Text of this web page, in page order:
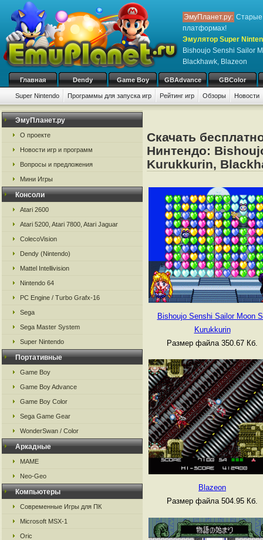
ЭмуПланет.ру: Старые
платформах!
Эмулятор Super
Bishoujo Senshi Sailor
Blackhawk, Blazeon
Главная Dendy Game Boy GBAdvance GBColor
Super Nintendo Программы для запуска игр Рейтинг игр Обзоры Новости
Игры: # A B C D E F G H I
ЭмуПланет.ру
О проекте
Новости игр и программ
Вопросы и предложения
Мини Игры
Консоли
Atari 2600
Atari 5200, Atari 7800, Atari Jaguar
ColecoVision
Dendy (Nintendo)
Mattel Intellivision
Nintendo 64
PC Engine / Turbo Grafx-16
Sega
Sega Master System
Super Nintendo
Портативные
Game Boy
Game Boy Advance
Game Boy Color
Sega Game Gear
WonderSwan / Color
Аркадные
MAME
Neo-Geo
Компьютеры
Современные Игры для ПК
Microsoft MSX-1
Oric
Скачать
Нинтендо:
Kurukkurin,
Bishoujo Senshi Sailor Moon
Kurukkurin
Размер файла 350.67 Кб.
Blazeon
Размер файла 504.95 Кб.